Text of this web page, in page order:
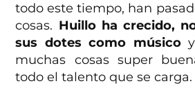
todo este tiempo, han
cosas. Huillo ha crecido,
sus dotes como músicoy
muchas cosas super
todo el talento que se carga.